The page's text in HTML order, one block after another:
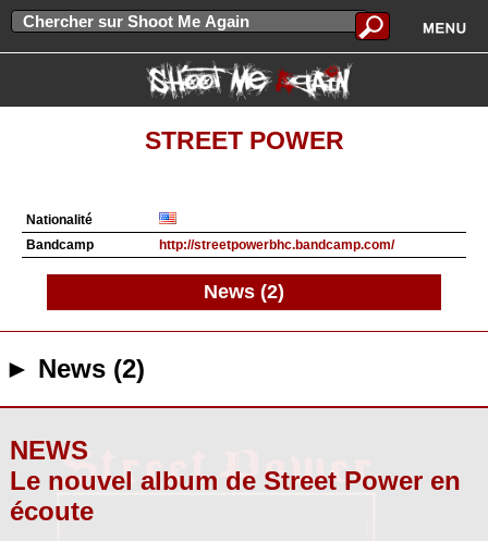
STREET POWER
Nationalité
Bandcamp
http://streetpowerbhc.bandcamp.com/
News (2)
► News (2)
NEWS
Le nouvel album de Street Power en
écoute